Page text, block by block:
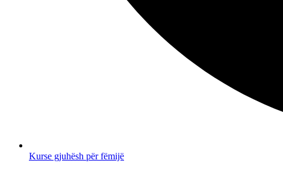
Kurse gjuhësh për fëmijë